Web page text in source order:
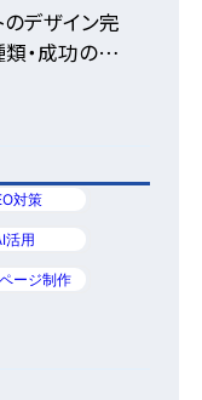
デザイン完
・成功の法
対策
活用
ージ制作